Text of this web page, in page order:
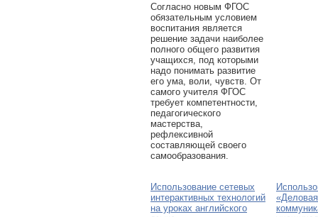
Согласно новым ФГОС
обязательным условием
воспитания является
решение задачи наиболее
полного общего развития
учащихся, под которыми
надо понимать развитие
его ума, воли, чувств. От
самого учителя ФГОС
требует компетентности,
педагогического
мастерства,
рефлексивной
составляющей своего
самообразования.
Использование сетевых
интерактивных технологий
на уроках английского